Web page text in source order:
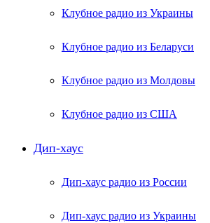
Клубное радио из Украины
Клубное радио из Беларуси
Клубное радио из Молдовы
Клубное радио из США
Дип-хаус
Дип-хаус радио из России
Дип-хаус радио из Украины